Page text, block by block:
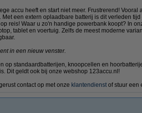
accu heeft en start niet meer. Frustrerend!
een extern oplaadbare batterij is dit verleden
reis! Waar u zo'n handige powerbank koopt? In
tablet en voertuig. Zelfs de meest moderne
in een nieuw venster.
op standaardbatterijen, knoopcellen en
Dit geldt ook bij onze webshop 123accu.nl!
contact op met onze klantendienst of stuur een